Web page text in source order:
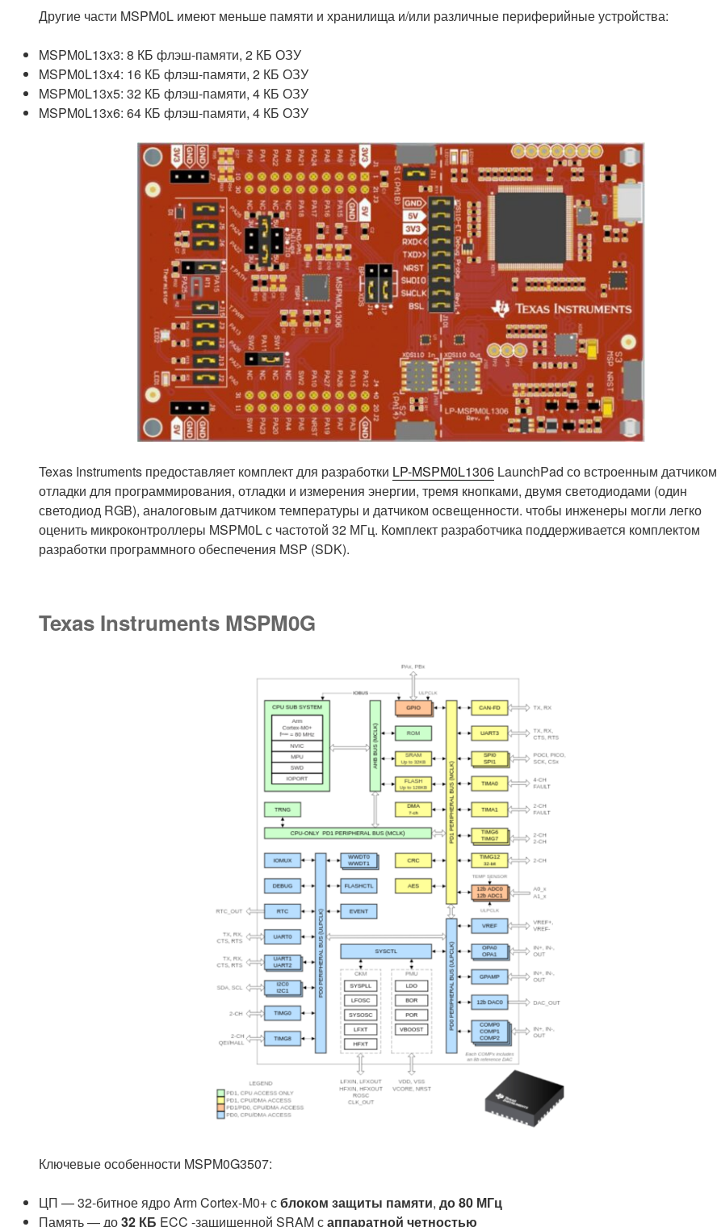
Другие части MSPM0L имеют меньше памяти и хранилища и/или различные периферийные устройства:
MSPM0L13x3: 8 КБ флэш-памяти, 2 КБ ОЗУ
MSPM0L13x4: 16 КБ флэш-памяти, 2 КБ ОЗУ
MSPM0L13x5: 32 КБ флэш-памяти, 4 КБ ОЗУ
MSPM0L13x6: 64 КБ флэш-памяти, 4 КБ ОЗУ
Texas Instruments предоставляет комплект для разработки LP-MSPM0L1306 LaunchPad со встроенным датчиком
отладки для программирования, отладки и измерения энергии, тремя кнопками, двумя светодиодами (один
светодиод RGB), аналоговым датчиком температуры и датчиком освещенности. чтобы инженеры могли легко
оценить микроконтроллеры MSPM0L с частотой 32 МГц. Комплект разработчика поддерживается комплектом
разработки программного обеспечения MSP (SDK).
Texas Instruments MSPM0G
Ключевые особенности MSPM0G3507:
ЦП — 32-битное ядро ​​​​Arm Cortex-M0+ сблоком защиты памяти, до 80 МГц
Память — до32 КБ ECC -защищенной SRAM саппаратной четностью